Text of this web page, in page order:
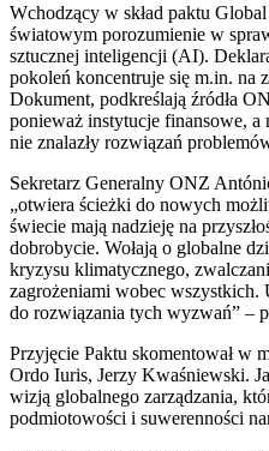
Wchodzący w skład paktu
światowym porozumienie w
sztucznej inteligencji (AI).
pokoleń koncentruje się m.in. na
Dokument, podkreślają źródła
ponieważ instytucje finansowe, a
nie znalazły rozwiązań
Sekretarz Generalny ONZ
„otwiera ścieżki do nowych
świecie mają nadzieję na
dobrobycie. Wołają o globalne
kryzysu klimatycznego,
zagrożeniami wobec wszystkich.
do rozwiązania tych wyzwań” –
Przyjęcie Paktu skomentował w
Ordo Iuris, Jerzy Kwaśniewski.
wizją globalnego zarządzania,
podmiotowości i suwerenności